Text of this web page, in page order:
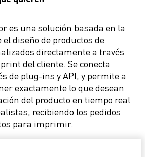
es una solución basada en la
diseño de productos de
directamente a través
del cliente. Se conecta
de plug-ins y API, y permite a
exactamente lo que desean
del producto en tiempo real
recibiendo los pedidos
para imprimir.